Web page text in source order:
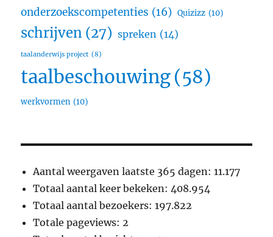
onderzoekscompetenties (16) Quizizz (10)
schrijven (27) spreken (14)
taalanderwijs project (8)
taalbeschouwing(58)
werkvormen (10)
Aantal weergaven laatste 365 dagen:11.177
Totaal aantal keer bekeken:408.954
Totaal aantal bezoekers:197.822
Totale pageviews:2